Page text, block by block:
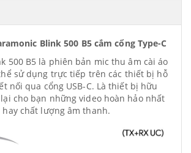
Blink 500 B5 cắm cổng Type-C
500 B5 là phiên bản mic thu âm cài áo
sử dụng trực tiếp trên các thiết bị hỗ
nối qua cổng USB-C. Là thiết bị hữu
cho bạn những video hoàn hảo nhất
chất lượng âm thanh.